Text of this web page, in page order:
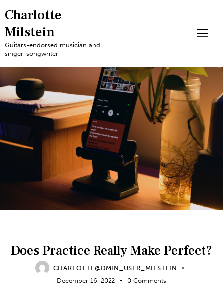
Charlotte
Milstein
Guitars-endorsed musician and
singer-songwriter
Does Practice Really Make Perfect?
CHARLOTTE@DMIN_USER_MILSTEIN
December 16, 2022
0 Comments